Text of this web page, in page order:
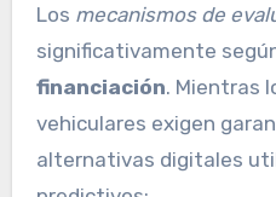
Los mecanismos de
significativamente
financiación. Mientras
vehiculares exigen
alternativas digitales